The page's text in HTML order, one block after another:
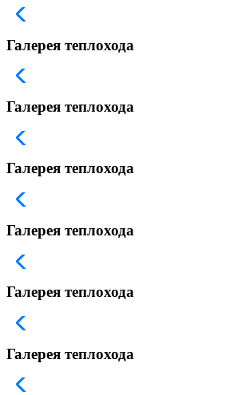
Галерея теплохода
Галерея теплохода
Галерея теплохода
Галерея теплохода
Галерея теплохода
Галерея теплохода